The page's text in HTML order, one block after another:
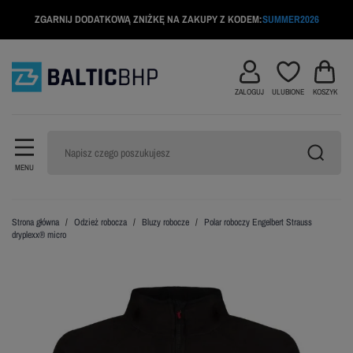
ZGARNIJ DODATKOWĄ ZNIŻKĘ NA ZAKUPY Z KODEM:SUMMER2026
MENU
ZALOGUJ ULUBIONE KOSZYK
Strona główna Odzież robocza Bluzy robocze
Polar roboczy Engelbert Strauss
dryplexx® micro